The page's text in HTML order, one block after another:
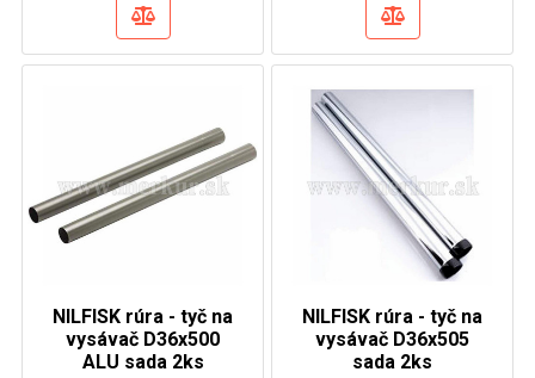
NILFISK rúra - tyč na
vysávač D36x500
ALU sada 2ks
NILFISK rúra - tyč na
vysávač D36x505
sada 2ks